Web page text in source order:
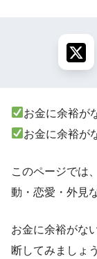
お金に余裕が
お金に余裕が
このページでは
動・恋愛・外見
お金に余裕がな
断してみましょう